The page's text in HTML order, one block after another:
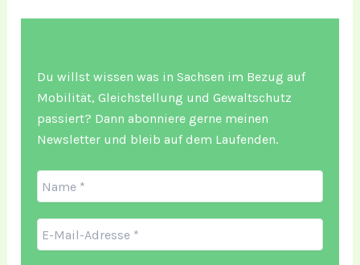
Du willst wissen was in Sachsen im Bezug auf
Mobilität, Gleichstellung und Gewaltschutz
passiert? Dann abonniere gerne meinen
Newsletter und bleib auf dem Laufenden.